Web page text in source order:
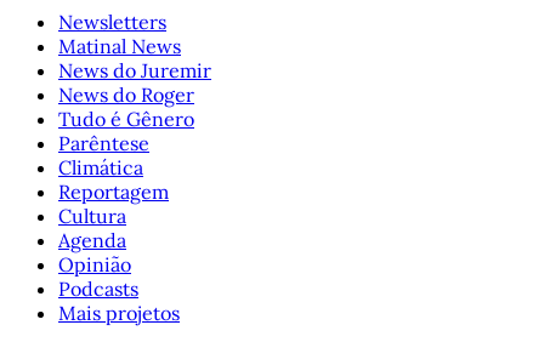
Newsletters
Matinal News
News do Juremir
News do Roger
Tudo é Gênero
Parêntese
Climática
Reportagem
Cultura
Agenda
Opinião
Podcasts
Mais projetos